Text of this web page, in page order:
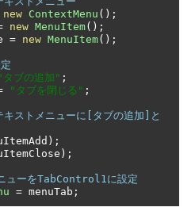
new ContextMenu ();
new MenuItem();
= new MenuItem();
タブの追加" ;
"タブを閉じる" ;
トメニューに[タブの追加]と
);
);
ューをTabControl1に設定
= menuTab ;